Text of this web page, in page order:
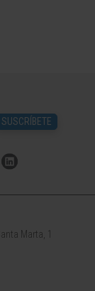
SUSCRÍBETE
Marta, 1